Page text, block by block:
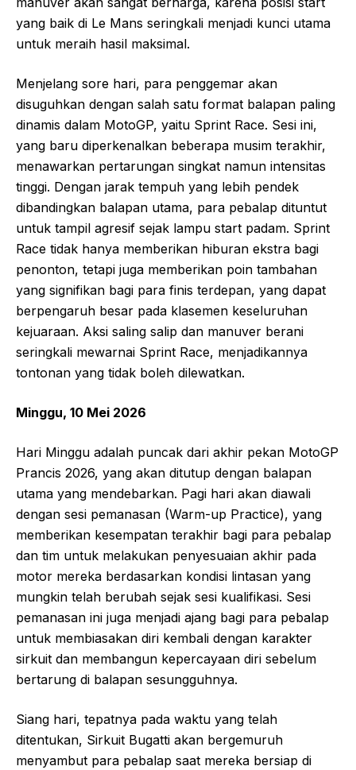
yang baik di Le Mans seringkali menjadi kunci utama
untuk meraih hasil maksimal.
Menjelang sore hari, para penggemar akan
disuguhkan dengan salah satu format balapan paling
dinamis dalam MotoGP, yaitu Sprint Race. Sesi ini,
yang baru diperkenalkan beberapa musim terakhir,
menawarkan pertarungan singkat namun intensitas
tinggi. Dengan jarak tempuh yang lebih pendek
dibandingkan balapan utama, para pebalap dituntut
untuk tampil agresif sejak lampu start padam. Sprint
Race tidak hanya memberikan hiburan ekstra bagi
penonton, tetapi juga memberikan poin tambahan
yang signifikan bagi para finis terdepan, yang dapat
berpengaruh besar pada klasemen keseluruhan
kejuaraan. Aksi saling salip dan manuver berani
seringkali mewarnai Sprint Race, menjadikannya
tontonan yang tidak boleh dilewatkan.
Minggu, 10 Mei 2026
Hari Minggu adalah puncak dari akhir pekan MotoGP
Prancis 2026, yang akan ditutup dengan balapan
utama yang mendebarkan. Pagi hari akan diawali
dengan sesi pemanasan (Warm-up Practice), yang
memberikan kesempatan terakhir bagi para pebalap
dan tim untuk melakukan penyesuaian akhir pada
motor mereka berdasarkan kondisi lintasan yang
mungkin telah berubah sejak sesi kualifikasi. Sesi
pemanasan ini juga menjadi ajang bagi para pebalap
untuk membiasakan diri kembali dengan karakter
sirkuit dan membangun kepercayaan diri sebelum
bertarung di balapan sesungguhnya.
Siang hari, tepatnya pada waktu yang telah
ditentukan, Sirkuit Bugatti akan bergemuruh
menyambut para pebalap saat mereka bersiap di